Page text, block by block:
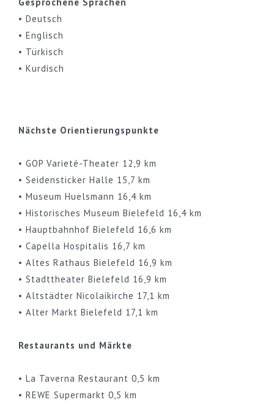
• Deutsch
• Englisch
• Türkisch
• Kurdisch
Nächste Orientierungspunkte
• GOP Varieté-Theater 12,9 km
• Seidensticker Halle 15,7 km
• Museum Huelsmann 16,4 km
• Historisches Museum Bielefeld 16,4 km
• Hauptbahnhof Bielefeld 16,6 km
• Capella Hospitalis 16,7 km
• Altes Rathaus Bielefeld 16,9 km
• Stadttheater Bielefeld 16,9 km
• Altstädter Nicolaikirche 17,1 km
• Alter Markt Bielefeld 17,1 km
Restaurants und Märkte
• La Taverna Restaurant 0,5 km
• REWE Supermarkt 0,5 km